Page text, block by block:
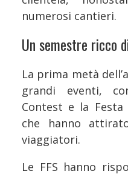
numerosi cantieri.
Un semestre ricco
La prima metà
grandi eventi,
Contest e la
che hanno
viaggiatori.
Le FFS hanno